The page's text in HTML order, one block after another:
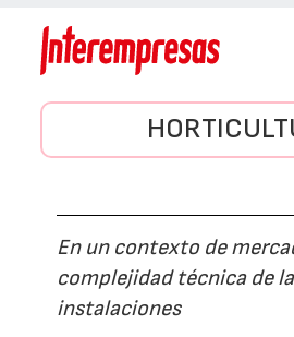
En un contexto de
complejidad técnica de
instalaciones